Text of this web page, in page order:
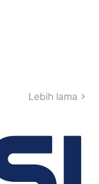
Lebih lama